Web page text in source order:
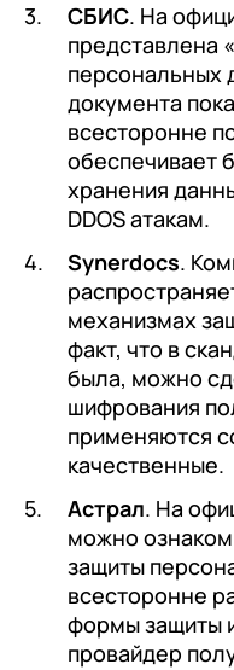
СБИС. На
представлена
персональных
документа
всесторонне
обеспечивает
хранения
DDOS атакам.
Synerdocs.
механизмах
факт, что в
была, можно
шифрования
применяются
качественные.
Астрал. На
можно
защиты
всесторонне
формы защиты
провайдер